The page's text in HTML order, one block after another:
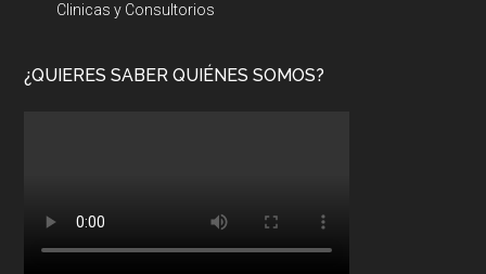
Clinicas y Consultorios
¿QUIERES SABER QUIÉNES SOMOS?